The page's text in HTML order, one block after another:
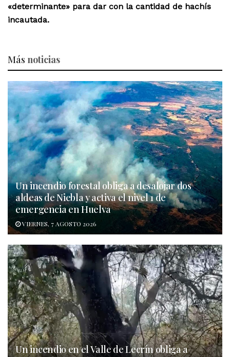
«determinante» para dar con la cantidad de hachís
incautada.
Más noticias
Un incendio forestal obliga a desalojar dos
aldeas de Niebla y activa el nivel 1 de
emergencia en Huelva
VIERNES, 7 AGOSTO 2026
Un incendio en el Valle de Lecrín obliga a